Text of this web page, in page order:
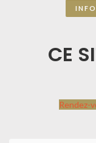
CE
Rendez-